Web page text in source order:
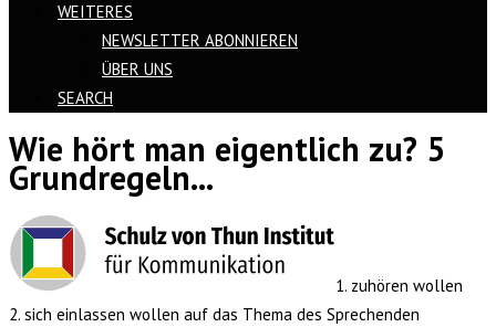
WEITERES
NEWSLETTER ABONNIEREN
ÜBER UNS
SEARCH
Skip
to
Wie hört man eigentlich zu? 5
Grundregeln...
1. zuhören wollen
2. sich einlassen wollen auf das Thema des Sprechenden